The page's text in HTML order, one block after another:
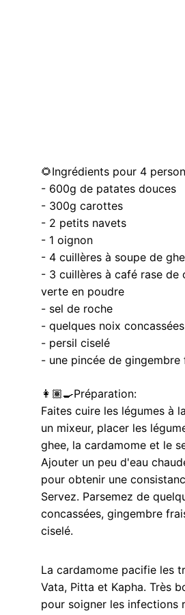
🌻Ingrédients pour 4
- 600g de patates douces
- 300g carottes
- 2 petits navets
- 1 oignon
- 4 cuillères à soupe de
- 3 cuillères à café rase de
verte en poudre
- sel de roche
- quelques noix concassées
- persil ciselé
- une pincée de gingembre
👩🏽‍🍳Préparation:
Faites cuire les légumes à
un mixeur, placer les
ghee, la cardamome et le
Ajouter un peu d'eau
pour obtenir une
Servez. Parsemez de
concassées, gingembre
ciselé.
La cardamome pacifie les
Vata, Pitta et Kapha. Très
pour soigner les infections